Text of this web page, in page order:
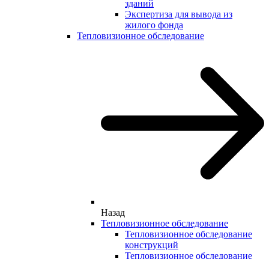
зданий
Экспертиза для вывода из
жилого фонда
Тепловизионное обследование
Назад
Тепловизионное обследование
Тепловизионное обследование
конструкций
Тепловизионное обследование